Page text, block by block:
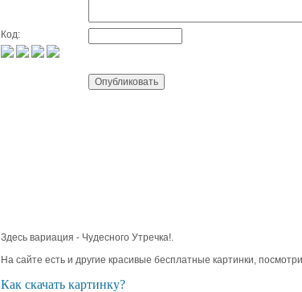
Код:
Здесь вариация - Чудесного Утречка!.
На сайте есть и другие красивые бесплатные картинки,
Как скачать картинку?